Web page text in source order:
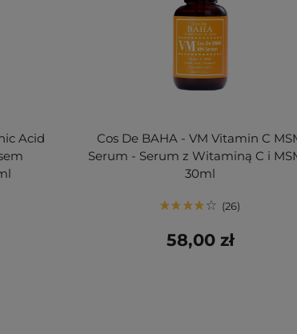
Acid
Cos De BAHA - VM Vitamin C
Serum - Serum z Witaminą C i
30ml
26
58,00 zł